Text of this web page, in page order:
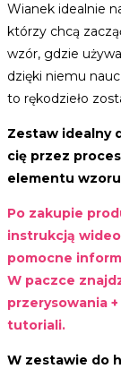
Wianek idealnie
którzy chcą
wzór, gdzie
dzięki niemu
to rękodzieło
Zestaw idealny
cię przez
elementu
Po zakupie
instrukcją
pomocne
W paczce
przerysowania
tutoriali.
W zestawie do